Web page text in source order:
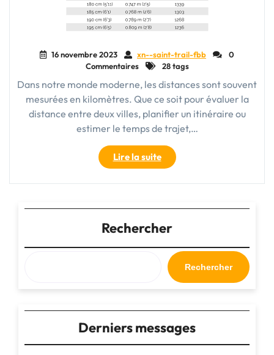
les
distances"
16 novembre 2023 xn--saint-trail-fbb
0
Commentaires
28 tags
Dans notre monde moderne, les distances sont souvent
mesurées en kilomètres. Que ce soit pour évaluer la
distance entre deux villes, planifier un itinéraire ou
estimer le temps de trajet,…
Lire la suite"Mesurer
les
distances
:
Pas
en
km,
une
approche
Rechercher
Rechercher
Derniers messages